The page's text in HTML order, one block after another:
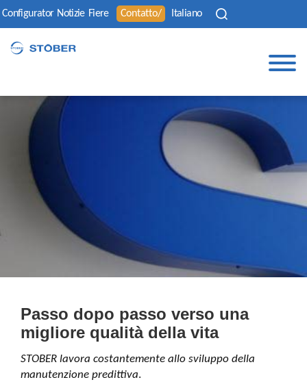
Configurator Notizie Fiere Contatto/ Italiano
Passo dopo passo verso una
migliore qualità della vita
STOBER lavora costantemente allo sviluppo della
manutenzione predittiva.